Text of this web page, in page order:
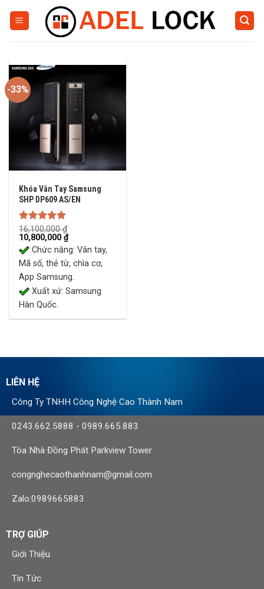
-33%
Khóa Vân Tay Samsung
SHP DP609 AS/EN
Rated5.00
out of 5
16,100,000₫
Original
price
was:
16,100,000 ₫.
10,800,000₫Current
price
is:
10,800,000 ₫.
Chức năng: Vân tay,
Mã số, thẻ từ, chìa cơ,
App Samsung.
Xuất xứ: Samsung
Hàn Quốc.
LIÊN HỆ
Công Ty TNHH Công Nghệ Cao Thành Nam
0243.662.5888 - 0989.665.883
Tòa Nhà Đồng Phát Parkview Tower
congnghecaothanhnam@gmail.com
Zalo:0989665883
TRỢ GIÚP
Giới Thiệu
Tin Tức